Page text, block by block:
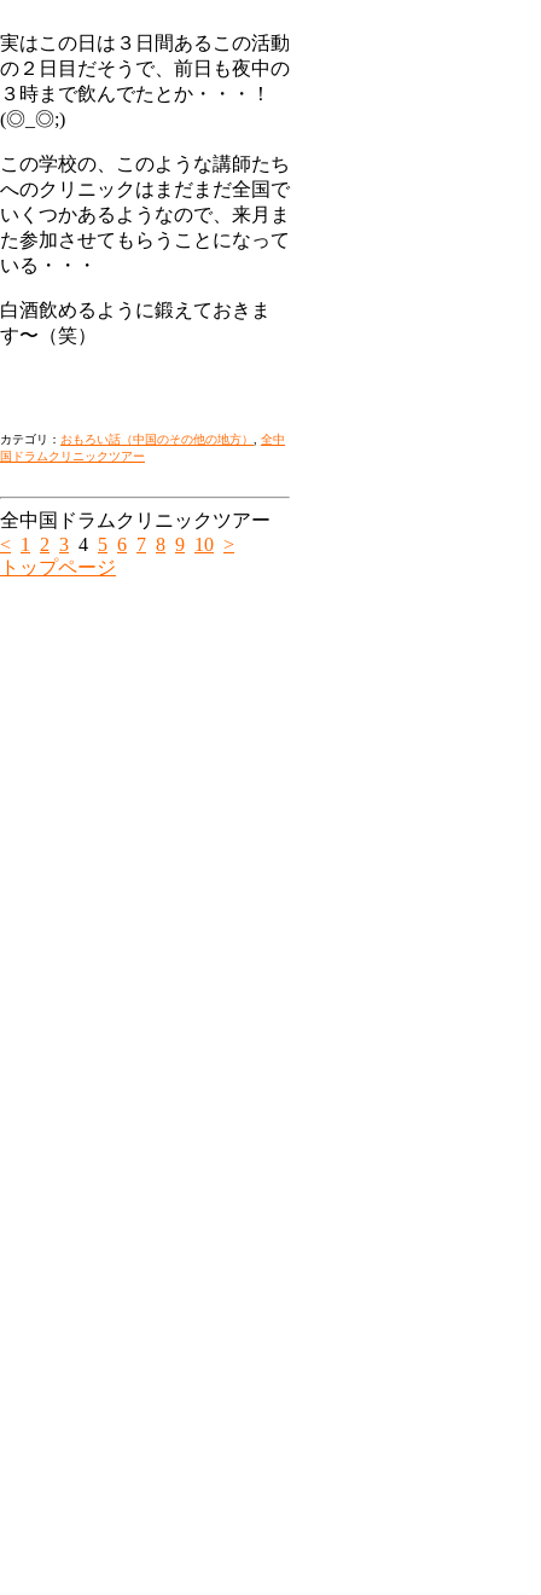
実はこの日は３日間あるこの活動
の２日目だそうで、前日も夜中の
３時まで飲んでたとか・・・！
(◎_◎;)
この学校の、このような講師たち
へのクリニックはまだまだ全国で
いくつかあるようなので、来月ま
た参加させてもらうことになって
いる・・・
白酒飲めるように鍛えておきま
す〜（笑）
カテゴリ： おもろい話（中国のその他の地方）
全中
国ドラムクリニックツアー
全中国ドラムクリニックツアー
< 1 2 3 4 5 6 7 8 9 10 >
トップページ